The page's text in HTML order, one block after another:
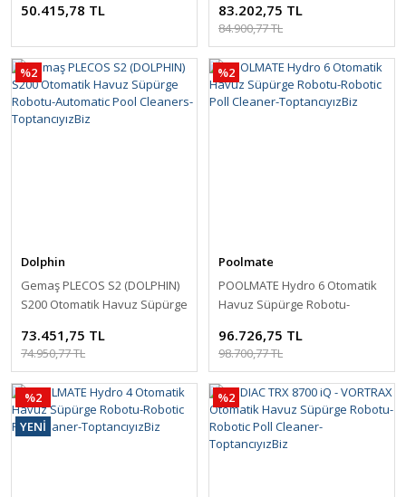
Cleaner-ToptancıyızBiz
50.415,78 TL
Pool Cleaners-ToptancıyızBiz
83.202,75 TL
84.900,77 TL
%2
Dolphin
Gemaş PLECOS S2 (DOLPHIN)
S200 Otomatik Havuz Süpürge
Cleaners-ToptancıyızBiz
73.451,75 TL
74.950,77 TL
%2
Poolmate
POOLMATE Hydro 6 Otomatik
Havuz Süpürge Robotu-
ToptancıyızBiz
96.726,75 TL
98.700,77 TL
%2
YENİ
%2